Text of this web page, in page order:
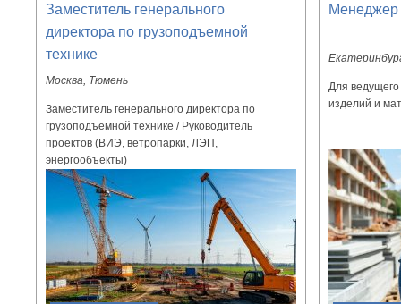
Заместитель генерального
директора по грузоподъемной
технике
Москва, Тюмень
Заместитель генерального директора по
грузоподъемной технике / Руководитель
проектов (ВИЭ, ветропарки, ЛЭП,
энергообъекты)
Для
изделий и